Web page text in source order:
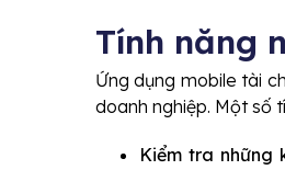
Tính năng
Ứng dụng mobile tài
doanh nghiệp. Một số
Kiểm tra những